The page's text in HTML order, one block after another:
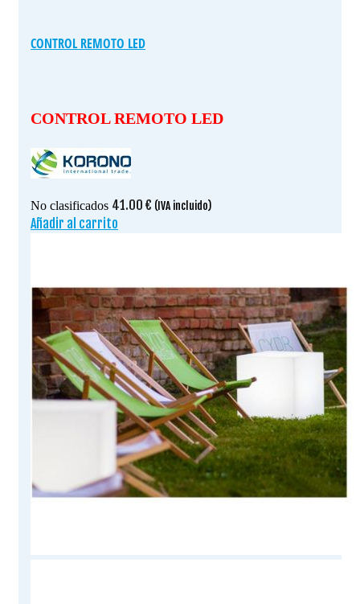
CONTROL REMOTO LED
CONTROL REMOTO LED
No clasificados 41.00 € (IVA incluido)
Añadir al carrito